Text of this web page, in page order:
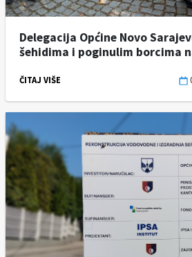
Delegacija Općine Novo
šehidima i poginulim borcima
ČITAJ VIŠE